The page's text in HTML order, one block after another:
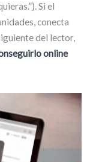
Si el
conecta
del lector,
online